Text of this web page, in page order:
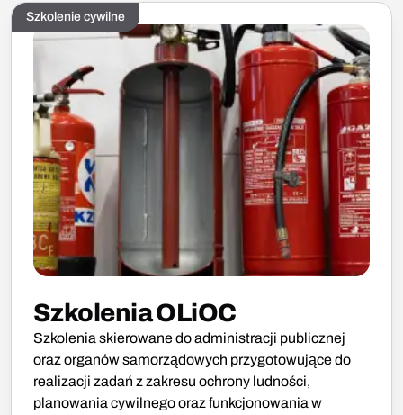
Szkolenie cywilne
Szkolenia OLiOC
Szkolenia skierowane do administracji publicznej
oraz organów samorządowych przygotowujące do
realizacji zadań z zakresu ochrony ludności,
planowania cywilnego oraz funkcjonowania w